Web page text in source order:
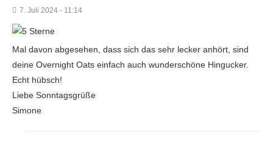
7. Juli 2024 - 11:14
Mal davon abgesehen, dass sich das sehr lecker anhört, sind
deine Overnight Oats einfach auch wunderschöne Hingucker.
Echt hübsch!
Liebe Sonntagsgrüße
Simone